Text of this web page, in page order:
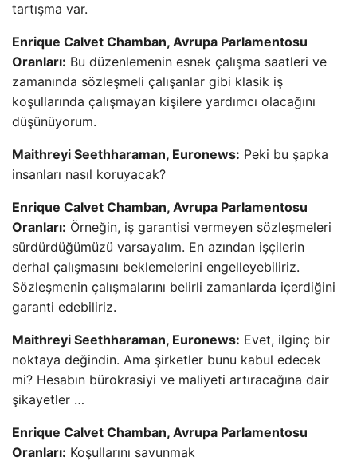
tartışma var.
Enrique Calvet Chamban, Avrupa Parlamentosu
Oranları: Bu düzenlemenin esnek çalışma saatleri ve
zamanında sözleşmeli çalışanlar gibi klasik iş
koşullarında çalışmayan kişilere yardımcı olacağını
düşünüyorum.
Maithreyi Seethharaman, Euronews: Peki bu şapka
insanları nasıl koruyacak?
Enrique Calvet Chamban, Avrupa Parlamentosu
Oranları: Örneğin, iş garantisi vermeyen sözleşmeleri
sürdürdüğümüzü varsayalım. En azından işçilerin
derhal çalışmasını beklemelerini engelleyebiliriz.
Sözleşmenin çalışmalarını belirli zamanlarda içerdiğini
garanti edebiliriz.
Maithreyi Seethharaman, Euronews: Evet, ilginç bir
noktaya değindin. Ama şirketler bunu kabul edecek
mi? Hesabın bürokrasiyi ve maliyeti artıracağına dair
şikayetler …
Enrique Calvet Chamban, Avrupa Parlamentosu
Oranları: Koşullarını savunmak